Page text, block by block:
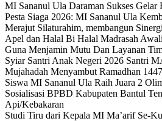
MI Sananul Ula Daraman Sukses Gelar
Pesta Siaga 2026: MI Sananul Ula
Merajut Silaturahim, membangun
Apel dan Halal Bi Halal Madrasah
Guna Menjamin Mutu Dan Layanan
Syiar Santri Anak Negeri 2026 Santri
Mujahadah Menyambut Ramadhan
Siswa MI Sananul Ula Raih Juara 2
Sosialisasi BPBD Kabupaten Bantul
Api/Kebakaran
Studi Tiru dari Kepala MI Ma’arif Se-